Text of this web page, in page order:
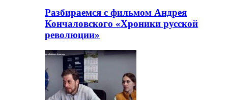
Разбираемся с фильмом Андрея
Кончаловского «Хроники русской
революции»